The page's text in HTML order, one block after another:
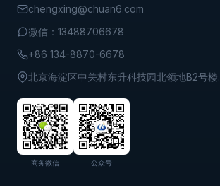
chengxing@chuan6.com
微信：13488706678
+86 134-8870-6678
北京海淀区中关村东升科技园北领地B2号楼.
商务微信 公众号